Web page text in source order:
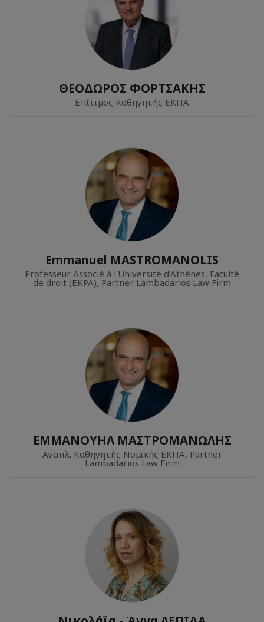
ΘΕΟΔΩΡΟΣ ΦΟΡΤΣΑΚΗΣ
Επίτιμος Καθηγητής ΕΚΠΑ
Emmanuel MASTROMANOLIS
Professeur Associé à l'Université d’Athènes, Faculté
de droit (EKPA), Partner Lambadarios Law Firm
EMΜΑΝΟΥΗΛ ΜΑΣΤΡΟΜΑΝΩΛΗΣ
Αναπλ. Καθηγητής Νομικής ΕΚΠΑ, Partner
Lambadarios Law Firm